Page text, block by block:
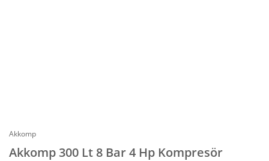
Akkomp
Akkomp 300 Lt 8 Bar 4 Hp Kompresör